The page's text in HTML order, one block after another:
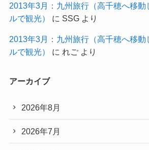
2013年3月：九州旅行（高千穂へ移動
ルで観光）
に SSGより
2013年3月：九州旅行（高千穂へ移動
ルで観光）
に れごより
アーカイブ
2026年8月
2026年7月